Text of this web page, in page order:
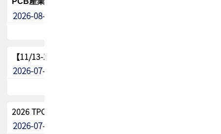
2026-08-04
【11/13-15】2026 TPCA 百岳登頂_南橫三星
2026-07-22
2026 TPCA中南區會員問卷暨7/31交流餐敘報名
2026-07-08